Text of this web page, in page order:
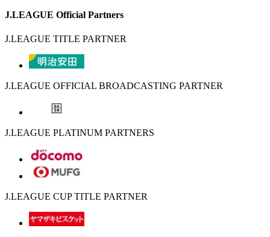
J.LEAGUE Official Partners
J.LEAGUE TITLE PARTNER
J.LEAGUE OFFICIAL BROADCASTING PARTNER
J.LEAGUE PLATINUM PARTNERS
J.LEAGUE CUP TITLE PARTNER